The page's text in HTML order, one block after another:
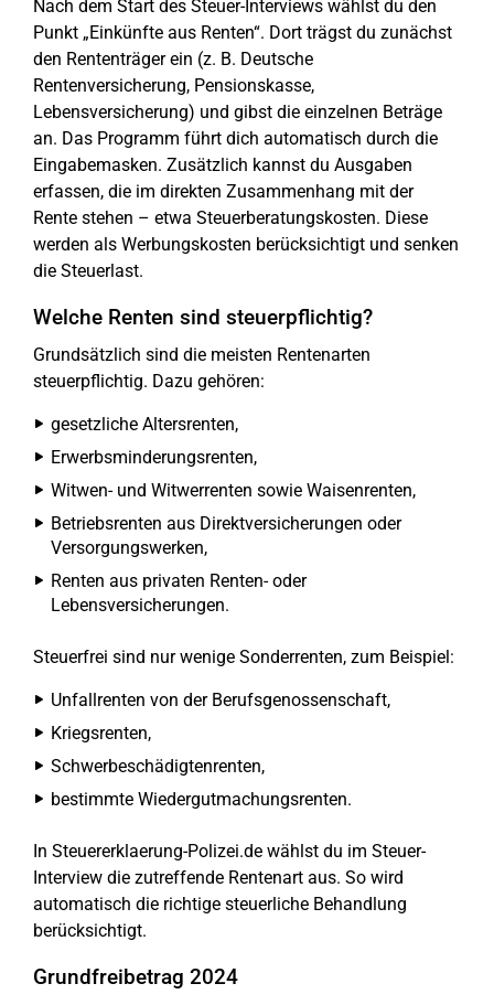
Nach dem Start des Steuer-Interviews wählst du den
Punkt „Einkünfte aus Renten“. Dort trägst du zunächst
den Rententräger ein (z. B. Deutsche
Rentenversicherung, Pensionskasse,
Lebensversicherung) und gibst die einzelnen Beträge
an. Das Programm führt dich automatisch durch die
Eingabemasken. Zusätzlich kannst du Ausgaben
erfassen, die im direkten Zusammenhang mit der
Rente stehen – etwa Steuerberatungskosten. Diese
werden als Werbungskosten berücksichtigt und senken
die Steuerlast.
Welche Renten sind steuerpflichtig?
Grundsätzlich sind die meisten Rentenarten
steuerpflichtig. Dazu gehören:
gesetzliche Altersrenten,
Erwerbsminderungsrenten,
Witwen- und Witwerrenten sowie Waisenrenten,
Betriebsrenten aus Direktversicherungen oder
Versorgungswerken,
Renten aus privaten Renten- oder
Lebensversicherungen.
Steuerfrei sind nur wenige Sonderrenten, zum Beispiel:
Unfallrenten von der Berufsgenossenschaft,
Kriegsrenten,
Schwerbeschädigtenrenten,
bestimmte Wiedergutmachungsrenten.
In Steuererklaerung-Polizei.de wählst du im Steuer-
Interview die zutreffende Rentenart aus. So wird
automatisch die richtige steuerliche Behandlung
berücksichtigt.
Grundfreibetrag 2024